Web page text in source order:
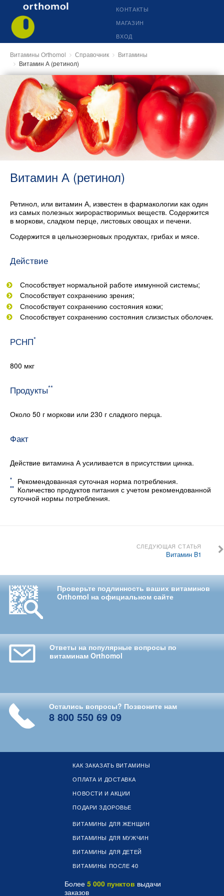
КОНТАКТЫ
МАГАЗИН
ВХОД
Витамины Orthomol Справочник
Витамины
Витамин А (ретинол)
Витамин А (ретинол)
Ретинол, или витамин А, известен в фармакологии как один
из самых полезных жирорастворимых веществ. Содержится
в моркови, сладком перце, листовых овощах и печени.
Содержится в цельнозерновых продуктах, грибах и мясе.
Действие
Способствует нормальной работе иммунной системы;
Способствует сохранению зрения;
Способствует сохранению состояния кожи;
Способствует сохранению состояния слизистых оболочек.
РСНП*
800 мкг
Продукты**
Около 50 г моркови или 230 г сладкого перца.
Факт
Действие витамина А усиливается в присутствии цинка.
* Рекомендованная суточная норма потребления.
** Количество продуктов питания с учетом рекомендованной
суточной нормы потребления.
СЛЕДУЮЩАЯ СТАТЬЯ
Витамин B1
Проверьте подлинность ваших витаминов
Orthomol на официальном сайте
Ответы на популярные вопросы по
витаминам Orthomol
Остались вопросы? Позвоните нам
8 800 550 69 09
КАК ЗАКАЗАТЬ ВИТАМИНЫ
ОПЛАТА И ДОСТАВКА
НОВОСТИ И АКЦИИ
ПОДАРИ ЗДОРОВЬЕ
ВИТАМИНЫ ДЛЯ ЖЕНЩИН
ВИТАМИНЫ ДЛЯ МУЖЧИН
ВИТАМИНЫ ДЛЯ ДЕТЕЙ
ВИТАМИНЫ ПОСЛЕ 40
Более 5 000 пунктов выдачи
заказов